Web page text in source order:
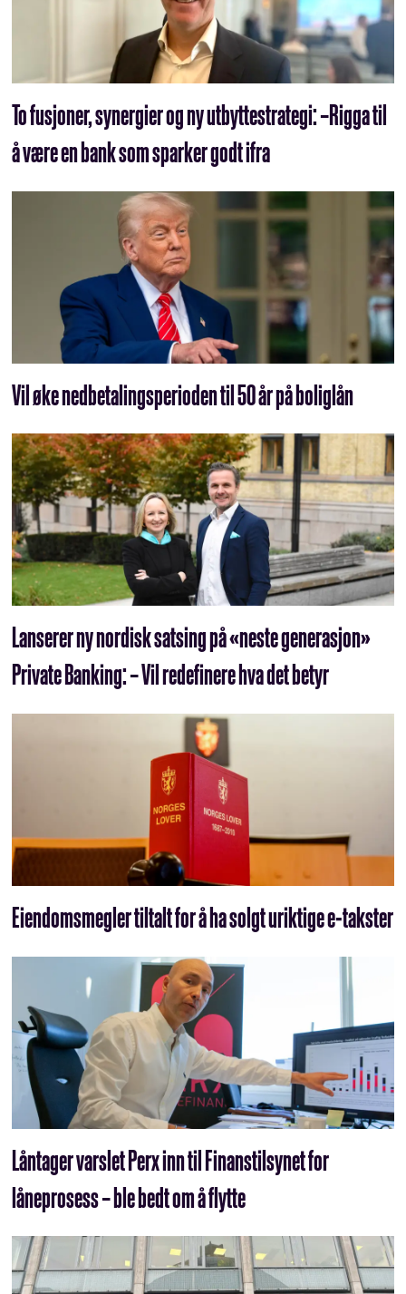
To fusjoner, synergier og ny utbyttestrategi: –Rigga til
å være en bank som sparker godt ifra
Vil øke nedbetalingsperioden til 50 år på boliglån
Lanserer ny nordisk satsing på «neste generasjon»
Private Banking: – Vil redefinere hva det betyr
Eiendomsmegler tiltalt for å ha solgt uriktige e-takster
Låntager varslet Perx inn til Finanstilsynet for
låneprosess – ble bedt om å flytte